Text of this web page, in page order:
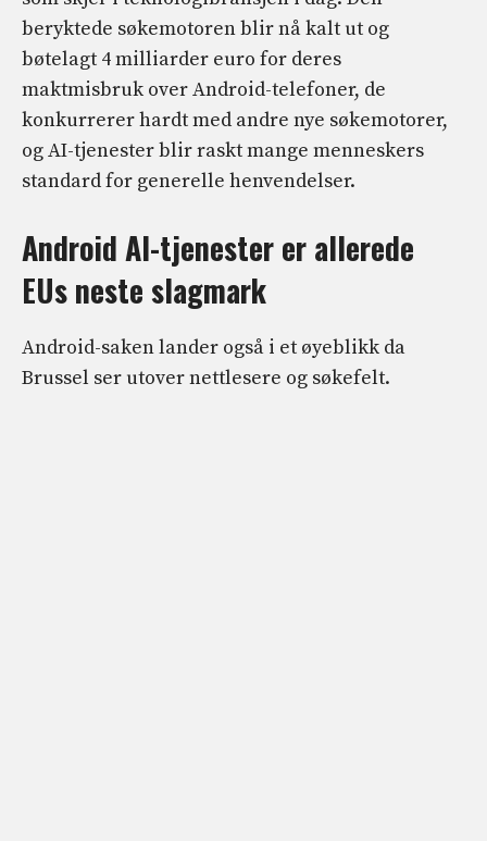
beryktede søkemotoren blir nå kalt ut og
bøtelagt 4 milliarder euro for deres
maktmisbruk over Android-telefoner, de
konkurrerer hardt med andre nye søkemotorer,
og AI-tjenester blir raskt mange menneskers
standard for generelle henvendelser.
Android AI-tjenester er allerede
EUs neste slagmark
Android-saken lander også i et øyeblikk da
Brussel ser utover nettlesere og søkefelt.